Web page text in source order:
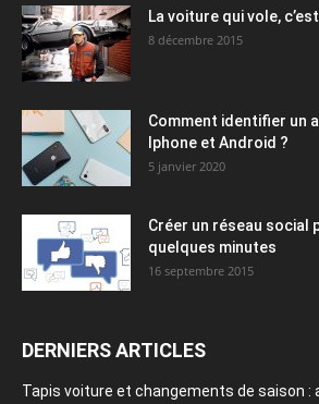
La voiture qui vole,
8 décembre 2015
Comment identifier un
Iphone et Android ?
5 janvier 2020
Créer un réseau social
quelques minutes
16 septembre 2015
DERNIERS ARTICLES
Tapis voiture et changements de saison :